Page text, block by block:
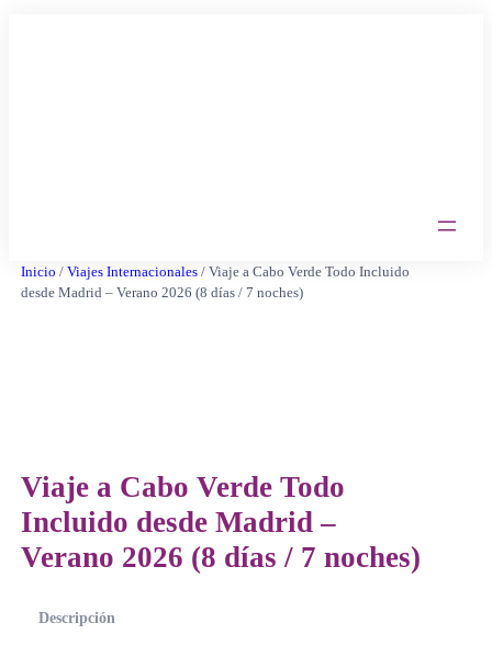
Inicio / Viajes Internacionales/ Viaje a Cabo Verde Todo Incluido
desde Madrid – Verano 2026 (8 días / 7 noches)
Viaje a Cabo Verde Todo
Incluido desde Madrid –
Verano 2026 (8 días / 7 noches)
Descripción